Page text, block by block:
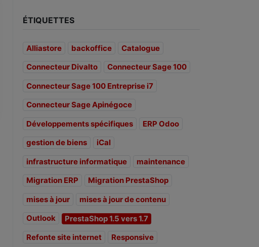
ÉTIQUETTES
Alliastore backoffice
Catalogue
Connecteur Divalto
Connecteur Sage 100
Connecteur Sage 100 Entreprise i7
Connecteur Sage Apinégoce
Développements spécifiques
ERP Odoo
gestion de biens
iCal
infrastructure informatique
maintenance
Migration ERP
Migration PrestaShop
mises à jour
mises à jour de contenu
Outlook
PrestaShop 1.5 vers 1.7
Refonte site internet
Responsive